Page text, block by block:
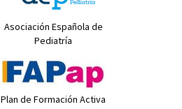
Asociación Española de
Pediatría
Plan de Formación Activa